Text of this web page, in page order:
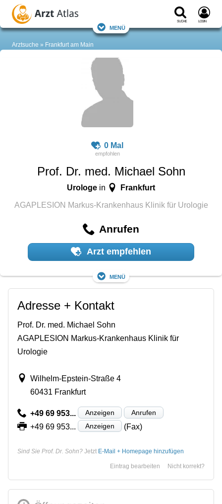
Suche Login
Menü
Arztsuche Frankfurt am Main
0 Mal
Prof. Dr. med. Michael Sohn
Urologe in Frankfurt
AGAPLESION Markus-Krankenhaus Klinik für Urologie
Anrufen
Arzt empfehlen
Menü
Adresse + Kontakt
Prof. Dr. med. Michael Sohn
AGAPLESION Markus-Krankenhaus Klinik für
Urologie
Wilhelm-Epstein-Straße 4
60431 Frankfurt
+49 69 953... Anzeigen Anrufen
+49 69 953... Anzeigen (Fax)
Sind Sie Prof. Dr. Sohn? Jetzt E-Mail + Homepage hinzufügen
Nicht korrekt?
Eintrag bearbeiten